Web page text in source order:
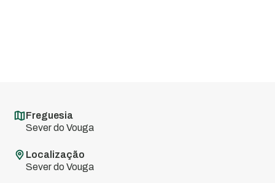
Freguesia
Sever do Vouga
Localização
Sever do Vouga
Aldeia